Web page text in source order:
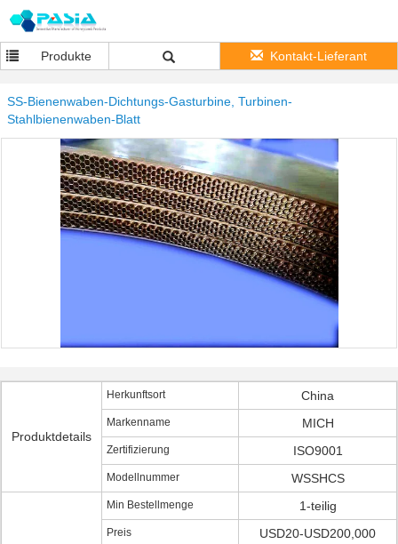
Produkte Kontakt-Lieferant
SS-Bienenwaben-Dichtungs-Gasturbine, Turbinen-
Stahlbienenwaben-Blatt
Produktdetails
Herkunftsort China
Markenname MICH
Zertifizierung ISO9001
Modellnummer WSSHCS
Min Bestellmenge 1-teilig
Preis USD20-USD200,000